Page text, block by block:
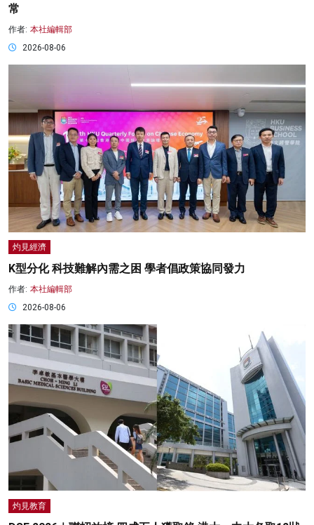
常
作者: 本社編輯部
2026-08-06
灼見經濟
K型分化 科技難解內需之困 學者倡政策協同發力
作者: 本社編輯部
2026-08-06
灼見教育